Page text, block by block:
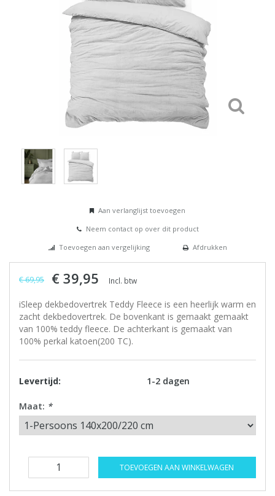
Aan verlanglijst toevoegen
Neem contact op over dit product
Toevoegen aan vergelijking
Afdrukken
€ 69,95 € 39,95 Incl. btw
iSleep dekbedovertrek Teddy Fleece is een heerlijk warm en
zacht dekbedovertrek. De bovenkant is gemaakt gemaakt
van 100% teddy fleece. De achterkant is gemaakt van
100% perkal katoen(200 TC).
Levertijd: 1-2 dagen
Maat: *
TOEVOEGEN AAN WINKELWAGEN